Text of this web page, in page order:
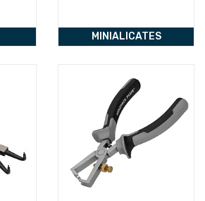
MINIALICATES